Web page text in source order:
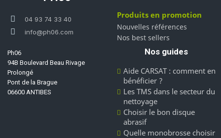
04 93 74 33 40
info@ph06.com
Ph06
94B Boulevard Beau Rivage
Prolongé
Pont de la Brague
06600 ANTIBES
Produits en promotion
Nouvelles références
Nos best sellers
Nos guides
Aide CARSAT : comment en
bénéficier ?
Les TMS dans le secteur du
nettoyage
Choisir le bon disque
abrasif
Quelle monobrosse choisir